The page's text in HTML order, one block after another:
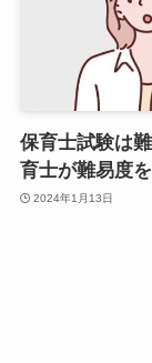
保育士試験は
育士が難易度を
2024年1月13日